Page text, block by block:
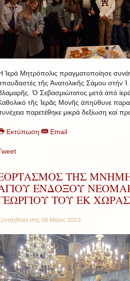
Ἱερά Μητρόπολις πραγματοποίησε
τῆς Ἀνατολικῆς Σάμου στήν
Ὁ Σεβασμιώτατος μετά ἀπό
τῆς Ἱερᾶς Μονῆς ἀπηύθυνε
παρετέθηκε μικρά δεξίωση καί
Εκτύπωση Email
ΤΗΣ
ΕΝΔΟΞΟΥ
ΤΟΥ ΕΚ
στις 08 Μαϊος 2023.